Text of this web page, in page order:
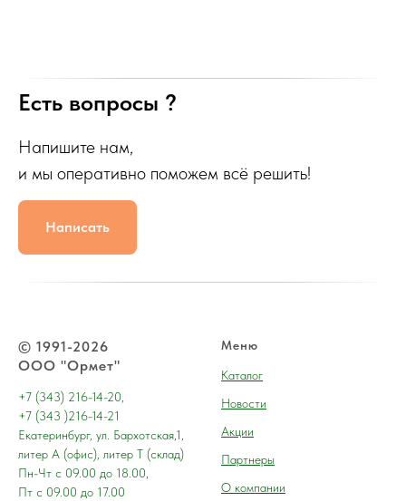
Есть вопросы ?
Напишите нам,
и мы оперативно поможем всё решить!
Написать
© 1991-2026
ООО "Ормет"
+7 (343) 216-14-20,
+7 (343 )216-14-21
Екатеринбург, ул. Бархотская,1,
литер А (офис), литер Т (склад)
Пн-Чт с 09.00 до 18.00,
Пт с 09.00 до 17.00
Меню
Каталог
Новости
Акции
Партнеры
О компании